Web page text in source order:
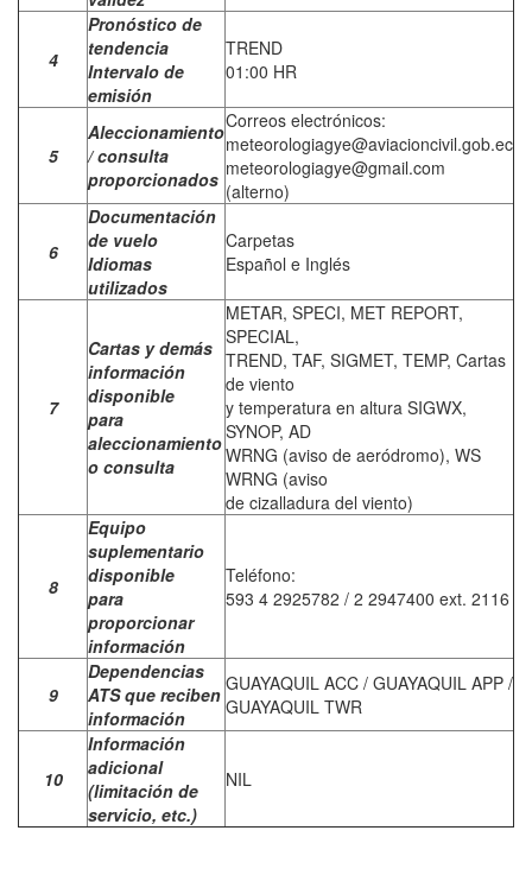
4
Pronóstico de
tendencia
Intervalo de
emisión
TREND
01:00 HR
5
Aleccionamiento
/ consulta
proporcionados
Correos electrónicos:
meteorologiagye@aviacioncivil.gob.ec
meteorologiagye@gmail.com
(alterno)
6
Documentación
de vuelo
Idiomas
utilizados
Carpetas
Español e Inglés
7
Cartas y demás
información
disponible
para
aleccionamiento
o consulta
METAR, SPECI, MET REPORT,
SPECIAL,
TREND, TAF, SIGMET, TEMP, Cartas
de viento
y temperatura en altura SIGWX,
SYNOP, AD
WRNG (aviso de aeródromo), WS
WRNG (aviso
de cizalladura del viento)
8
Equipo
suplementario
disponible
para
proporcionar
información
Teléfono:
593 4 2925782 / 2 2947400 ext. 2116
9
Dependencias
ATS que reciben
información
GUAYAQUIL ACC / GUAYAQUIL APP /
GUAYAQUIL TWR
10
Información
adicional
(limitación de
servicio, etc.)
NIL